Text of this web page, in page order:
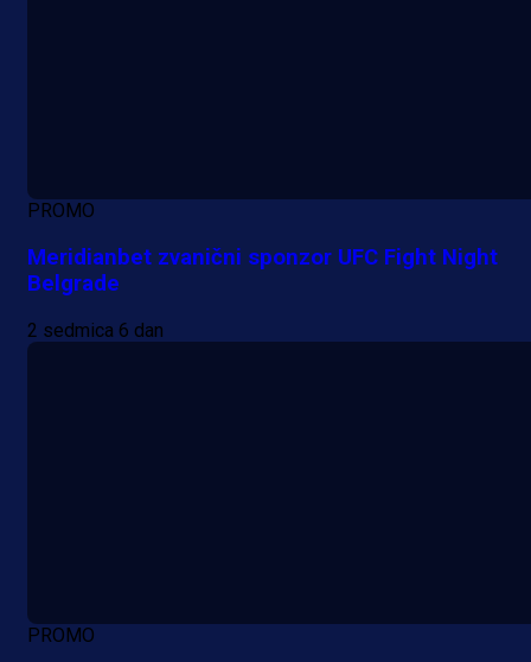
PROMO
Meridianbet zvanični sponzor UFC Fight Night
Belgrade
2 sedmica 6 dan
PROMO